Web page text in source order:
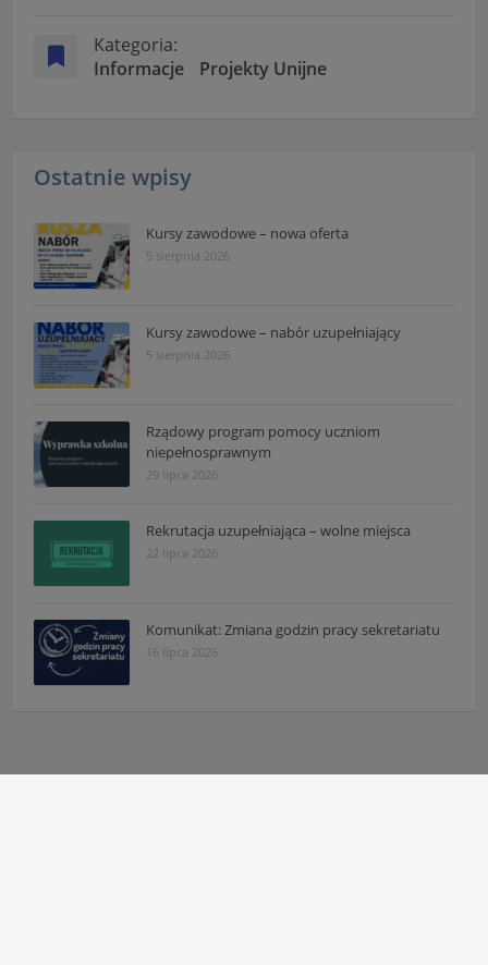
Kategoria:
Informacje
Projekty Unijne
Ostatnie wpisy
Kursy zawodowe – nowa oferta
5 sierpnia 2026
Kursy zawodowe – nabór uzupełniający
5 sierpnia 2026
Rządowy program pomocy uczniom
niepełnosprawnym
29 lipca 2026
Rekrutacja uzupełniająca – wolne miejsca
22 lipca 2026
Komunikat: Zmiana godzin pracy sekretariatu
16 lipca 2026